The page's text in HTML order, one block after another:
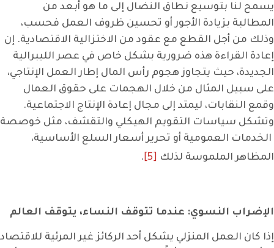
يسمح لنا بتوسيع نطاق النضال إلى ما هو أبعد من
المطالبة بزيادة الأجور أو تحسين ظروف العمل فحسب،
وذلك من أجل القطع مع عقود من الاختزالية الاقتصادية. إن
إعادة القراءة هذه ضرورية بشكل خاص في عصر الليبرالية
الجديدة، حيث يتجاوز هجوم رأس المال إطار العمل الإنتاجي،
على سبيل المثال من خلال الهجمات على حقوق العمال
وقمع النقابات، ليمتد إلى مجال إعادة الإنتاج الاجتماعية.
وتشكل سياسات التقويم الهيكلي والتقشف، مثل خوصصة
الخدمات العمومية أو تحرير أسعار السلع الأساسية،
المظاهر الملموسة لذلك [5]
.
الإضراب النسوي: عندما تتوقف النساء، يتوقف العالم
إذا كان العمل المنزلي يشكل أحد الركائز غير المرئية للاقتصاد